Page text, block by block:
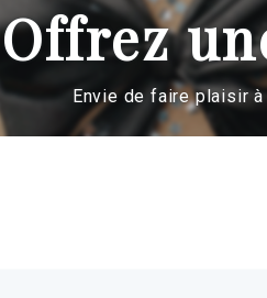
Offrez
Envie de faire plaisir